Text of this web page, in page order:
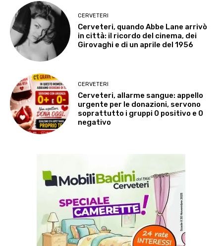
CERVETERI
Cerveteri, quando Abbe Lane arrivò
in città: il ricordo del cinema, dei
Girovaghi e di un aprile del 1956
CERVETERI
Cerveteri, allarme sangue: appello
urgente per le donazioni, servono
soprattutto i gruppi 0 positivo e 0
negativo